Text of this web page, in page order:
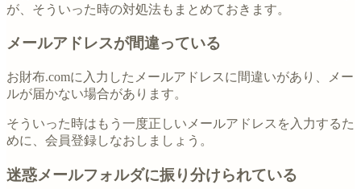
が、そういった時の対処法もまとめておきます。
メールアドレスが間違っている
お財布.comに入力したメールアドレスに間違いがあり、メー
ルが届かない場合があります。
そういった時はもう一度正しいメールアドレスを入力するた
めに、会員登録しなおしましょう。
迷惑メールフォルダに振り分けられている